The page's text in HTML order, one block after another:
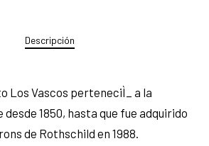
Descripción
Los Vascos perteneciÌ_ a la
desde 1850, hasta que fue adquirido
de Rothschild en 1988.